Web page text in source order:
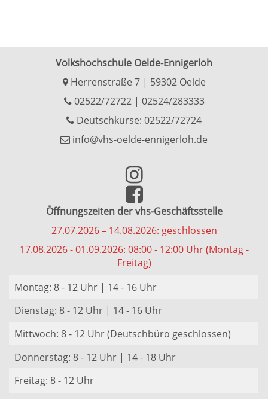
Volkshochschule Oelde-Ennigerloh
Herrenstraße 7 | 59302 Oelde
02522/72722| 02524/283333
Deutschkurse: 02522/72724
info@vhs-oelde-ennigerloh.de
Öffnungszeiten der vhs-Geschäftsstelle
27.07.2026 – 14.08.2026: geschlossen
17.08.2026 - 01.09.2026: 08:00 - 12:00 Uhr (Montag -
Freitag)
Montag: 8 - 12 Uhr | 14 - 16 Uhr
Dienstag: 8 - 12 Uhr | 14 - 16 Uhr
Mittwoch: 8 - 12 Uhr (Deutschbüro geschlossen)
Donnerstag: 8 - 12 Uhr | 14 - 18 Uhr
Freitag: 8 - 12 Uhr